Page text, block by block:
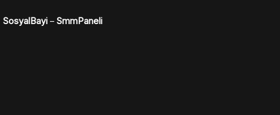
SosyalBayi– SmmPaneli